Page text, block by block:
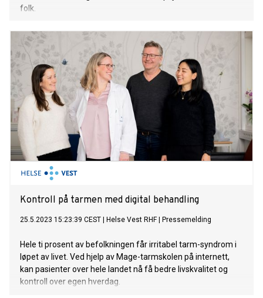
folk.
Kontroll på tarmen med digital behandling
25.5.2023 15:23:39 CEST Helse Vest RHF| Pressemelding
Hele ti prosent av befolkningen får irritabel tarm-syndrom i
løpet av livet. Ved hjelp av Mage-tarmskolen på internett,
kan pasienter over hele landet nå få bedre livskvalitet og
kontroll over egen hverdag.